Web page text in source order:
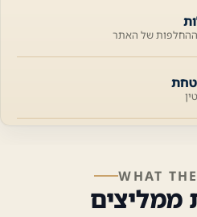
של האתר
WHAT
ממליצים